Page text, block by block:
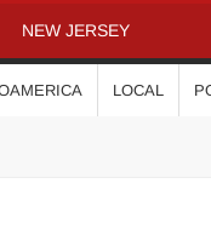
NEW JERSEY
LOCAL